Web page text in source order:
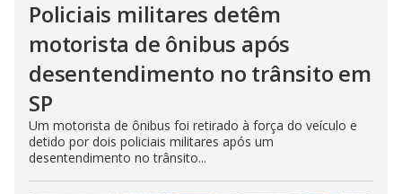
Policiais militares detêm
motorista de ônibus após
desentendimento no trânsito em
SP
Um motorista de ônibus foi retirado à força do veículo e
detido por dois policiais militares após um
desentendimento no trânsito...